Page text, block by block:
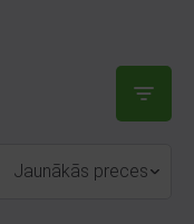
Jaunākās preces